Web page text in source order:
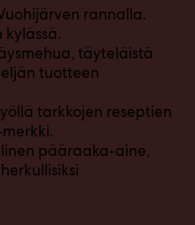
rannalla.
täyteläistä
tuotteen
tarkkojen reseptien
pääraaka-aine,